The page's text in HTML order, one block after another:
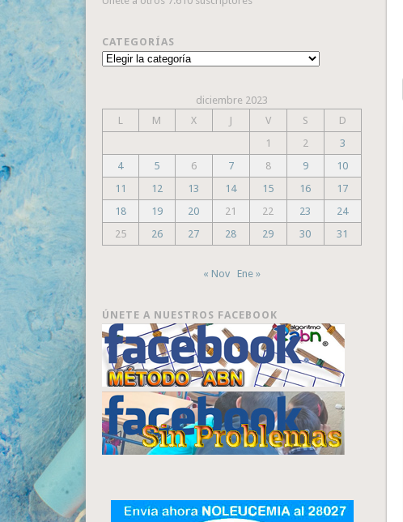
CATEGORÍAS
Categorías
diciembre 2023
L
M X J V S
D
1
2
3
4
5 6 7 8 9
10
11
12 13 14 15 16
17
18
19 20 21 22 23
24
25
26 27 28 29 30 31
« Nov Ene »
ÚNETE A NUESTROS FACEBOOK